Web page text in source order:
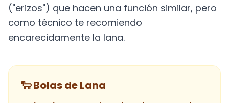
("erizos") que hacen una función similar, pero
como técnico te recomiendo
encarecidamente la lana.
🐑 Bolas de Lana